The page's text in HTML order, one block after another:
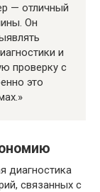
— отличный
Он
и
проверку с
это
диагностика
связанных с